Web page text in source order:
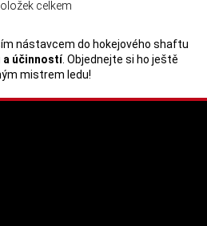
OVLÁDACÍ PRVKY VÝPISU
celkem
nástavcem do hokejového shaftu
účinností. Objednejte si ho ještě
mistrem ledu!